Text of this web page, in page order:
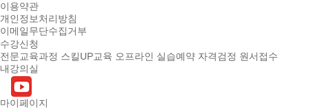
이용약관
개인정보처리방침
이메일무단수집거부
수강신청
전문교육과정 스킬UP교육 오프라인 실습예약 자격검정 원서접수
내강의실
마이페이지